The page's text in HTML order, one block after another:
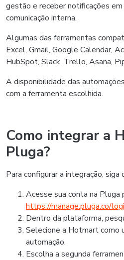
gestão e receber notificações
comunicação interna.
Algumas das ferramentas
Excel, Gmail, Google Calendar,
HubSpot, Slack, Trello, Asana,
A disponibilidade das
com a ferramenta escolhida.
Como integrar a
Pluga?
Para configurar a integração, siga
Acesse sua conta na Pluga
https://manage.pluga.co/
Dentro da plataforma,
Selecione a Hotmart como
automação.
Escolha a segunda